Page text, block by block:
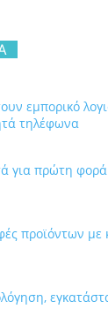
εμπορικό
τηλέφωνα
για πρώτη φορά
προϊόντων με